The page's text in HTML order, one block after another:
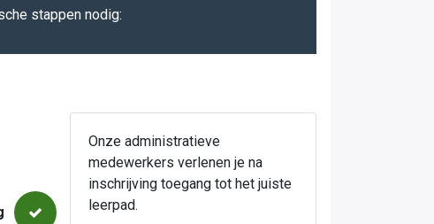
stappen nodig:
Onze administratieve
medewerkers verlenen je na
inschrijving toegang tot het juiste
leerpad.